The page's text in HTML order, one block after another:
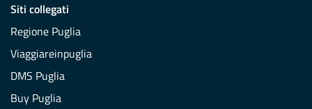
Siti collegati
Regione Puglia
Viaggiareinpuglia
DMS Puglia
Buy Puglia